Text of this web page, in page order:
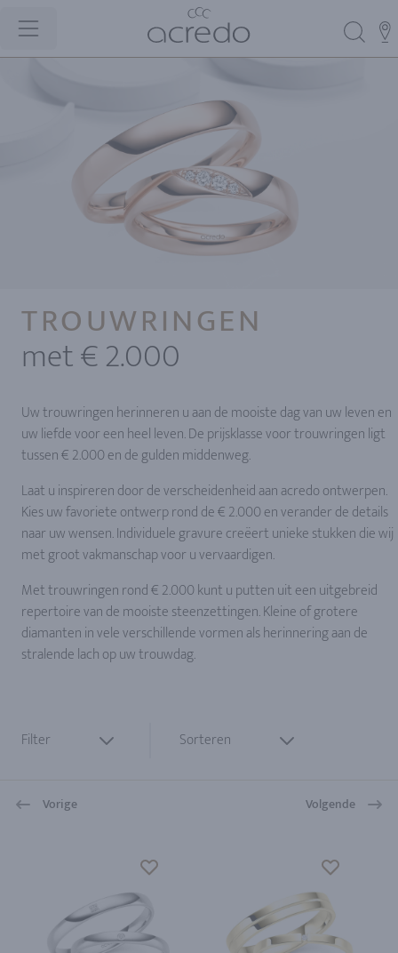
TROUWRINGEN
met € 2.000
Uw trouwringen herinneren u aan de mooiste dag van uw leven en
uw liefde voor een heel leven. De prijsklasse voor trouwringen ligt
tussen € 2.000 en de gulden middenweg.
Laat u inspireren door de verscheidenheid aan acredo ontwerpen.
Kies uw favoriete ontwerp rond de € 2.000 en verander de details
naar uw wensen. Individuele gravure creëert unieke stukken die wij
met groot vakmanschap voor u vervaardigen.
Met trouwringen rond € 2.000 kunt u putten uit een uitgebreid
repertoire van de mooiste steenzettingen. Kleine of grotere
diamanten in vele verschillende vormen als herinnering aan de
stralende lach op uw trouwdag.
Filter Sorteren
Vorige Volgende